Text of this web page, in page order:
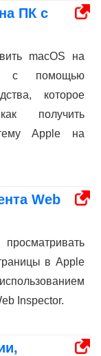
ПК с
macOS на
с помощью
которое
получить
Apple на
Web
в Apple
Inspector.